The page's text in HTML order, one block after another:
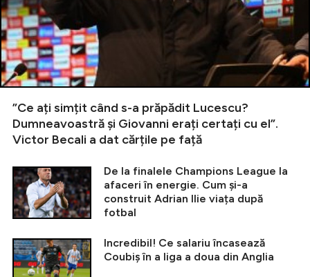
”Ce ați simțit când s-a prăpădit Lucescu?
Dumneavoastră și Giovanni erați certați cu el”.
Victor Becali a dat cărțile pe față
De la finalele Champions League la
afaceri în energie. Cum și-a
construit Adrian Ilie viața după
fotbal
Incredibil! Ce salariu încasează
Coubiș în a liga a doua din Anglia